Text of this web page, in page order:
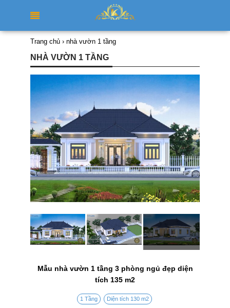
Trang chủ › nhà vườn 1 tầng
NHÀ VƯỜN 1 TẦNG
Mẫu nhà vườn 1 tầng 3 phòng ngủ đẹp diện
tích 135 m2
1 Tầng Diện tích 130 m2